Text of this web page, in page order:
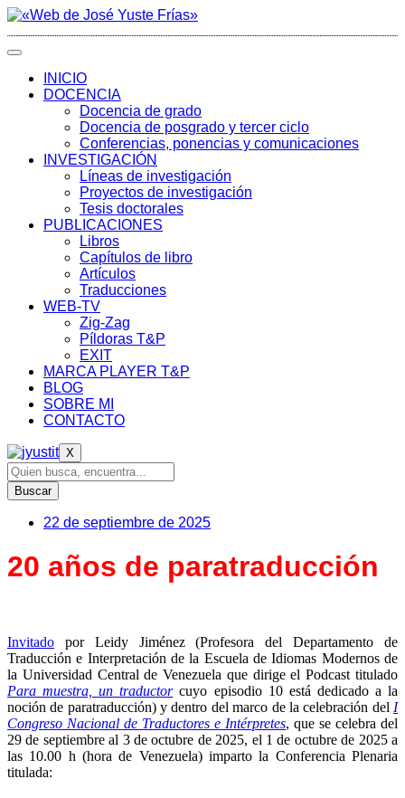
INICIO
DOCENCIA
Docencia de grado
Docencia de posgrado y tercer ciclo
Conferencias, ponencias y comunicaciones
INVESTIGACIÓN
Líneas de investigación
Proyectos de investigación
Tesis doctorales
PUBLICACIONES
Libros
Capítulos de libro
Artículos
Traducciones
WEB-TV
Zig-Zag
Píldoras T&P
EXIT
MARCA PLAYER T&P
BLOG
SOBRE MI
CONTACTO
X
Buscar
22 de septiembre de 2025
20 años de paratraducción
Invitado por Leidy Jiménez (Profesora del Departamento de
Traducción e Interpretación de la Escuela de Idiomas Modernos de
la Universidad Central de Venezuela que dirige el Podcast titulado
Para muestra, un traductorcuyo episodio 10 está dedicado a la
noción de paratraducción) y dentro del marco de la celebración del I
Congreso Nacional de Traductores e Intérpretes, que se celebra del
29 de septiembre al 3 de octubre de 2025, el 1 de octubre de 2025 a
las 10.00 h (hora de Venezuela) imparto la Conferencia Plenaria
titulada: